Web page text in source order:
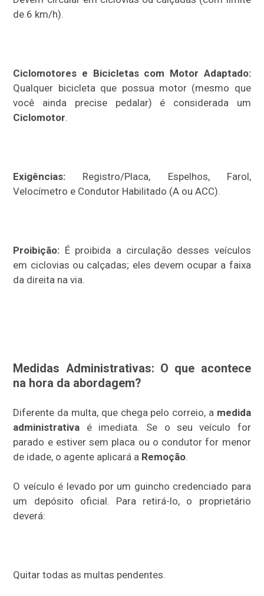
de 6 km/h).
Ciclomotores e Bicicletas com Motor Adaptado:
Qualquer bicicleta que possua motor (mesmo que
você ainda precise pedalar) é considerada um
Ciclomotor.
Exigências: Registro/Placa, Espelhos, Farol,
Velocímetro e Condutor Habilitado (A ou ACC).
Proibição: É proibida a circulação desses veículos
em ciclovias ou calçadas; eles devem ocupar a faixa
da direita na via.
Medidas Administrativas: O que acontece
na hora da abordagem?
Diferente da multa, que chega pelo correio, a medida
administrativa é imediata. Se o seu veículo for
parado e estiver sem placa ou o condutor for menor
de idade, o agente aplicará a Remoção.
O veículo é levado por um guincho credenciado para
um depósito oficial. Para retirá-lo, o proprietário
deverá:
Quitar todas as multas pendentes.